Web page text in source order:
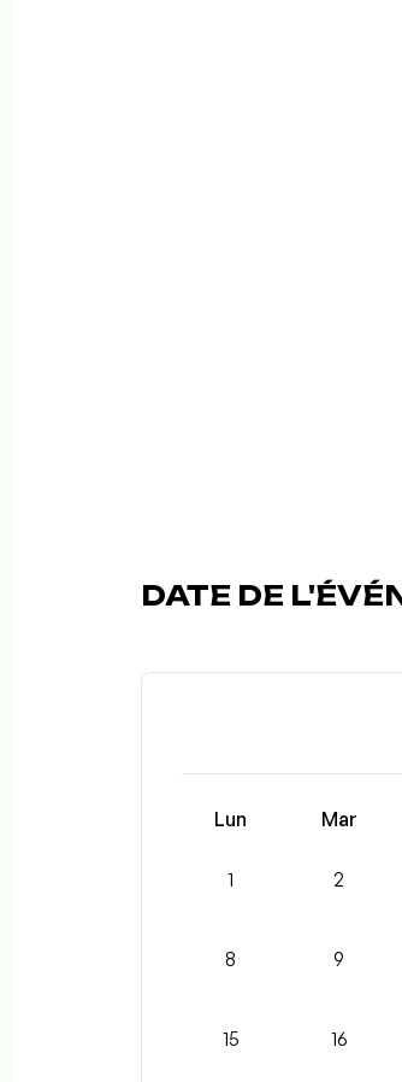
DATE DE
Lun Mar
1 2
8 9
15 16